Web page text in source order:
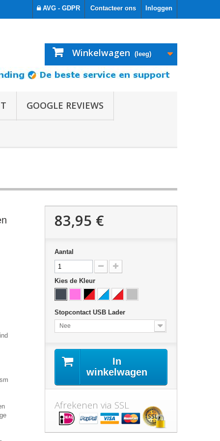
Inloggen
Contacteer ons
AVG - GDPR
Winkelwagen (leeg)
GOOGLE REVIEWS
83,95 €
Aantal
Kies de Kleur
Stopcontact USB Lader
Nee
In
winkelwagen
Afrekenen via SSL